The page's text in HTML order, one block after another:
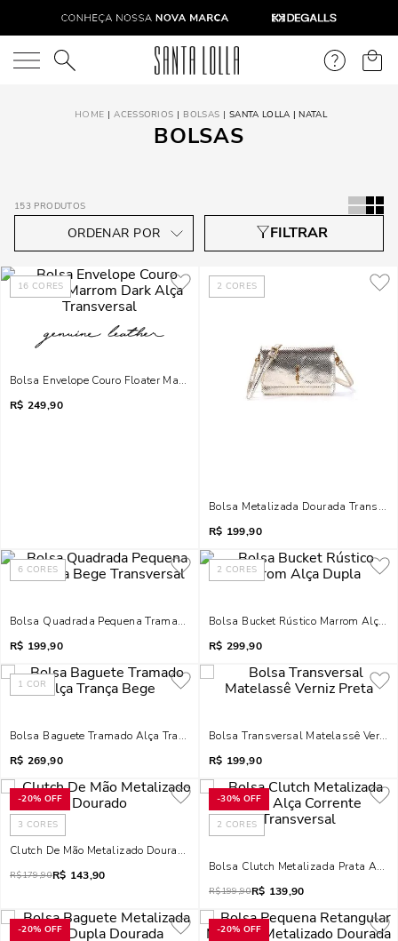
O que você está procurando?
ACESSORIOS BOLSAS SANTA LOLLA | NATAL
BOLSAS
153 PRODUTOS
16 CORES
Bolsa Envelope Couro Floater Marrom Dark Alça Transversal
R$ 249,90
2 CORES
Bolsa Metalizada Dourada
R$ 199,90
6 CORES
Bolsa Quadrada Pequena Tramada Bege Transversal
R$ 199,90
2 CORES
Bolsa Bucket Rústico Marrom Alça
R$ 299,90
1 COR
Bolsa Baguete Tramado Alça Trança Bege
R$ 269,90
Bolsa Transversal Matelassê Verniz
R$ 199,90
-20% OFF
3 CORES
Clutch De Mão Metalizado Dourado
R$179,90R$ 143,90
-30% OFF
2 CORES
Bolsa Clutch Metalizada Prata Alça
R$199,90R$ 139,90
-20% OFF -20% OFF